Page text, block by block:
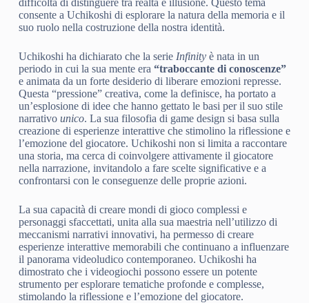
consente a Uchikoshi di esplorare la natura della memoria e il
suo ruolo nella costruzione della nostra identità.
Uchikoshi ha dichiarato che la serie Infinityè nata in un
periodo in cui la sua mente era “traboccante di conoscenze”
e animata da un forte desiderio di liberare emozioni represse.
Questa “pressione” creativa, come la definisce, ha portato a
un’esplosione di idee che hanno gettato le basi per il suo stile
narrativo unico. La sua filosofia di game design si basa sulla
creazione di esperienze interattive che stimolino la riflessione e
l’emozione del giocatore. Uchikoshi non si limita a raccontare
una storia, ma cerca di coinvolgere attivamente il giocatore
nella narrazione, invitandolo a fare scelte significative e a
confrontarsi con le conseguenze delle proprie azioni.
La sua capacità di creare mondi di gioco complessi e
personaggi sfaccettati, unita alla sua maestria nell’utilizzo di
meccanismi narrativi innovativi, ha permesso di creare
esperienze interattive memorabili che continuano a influenzare
il panorama videoludico contemporaneo. Uchikoshi ha
dimostrato che i videogiochi possono essere un potente
strumento per esplorare tematiche profonde e complesse,
stimolando la riflessione e l’emozione del giocatore.